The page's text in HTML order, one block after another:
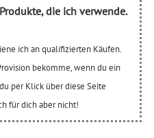
die ich verwende.
ich an qualifizierten Käufen.
bekomme, wenn du ein
per Klick über diese Seite
für dich aber nicht!